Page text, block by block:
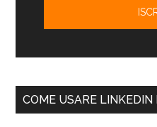
COME USARE